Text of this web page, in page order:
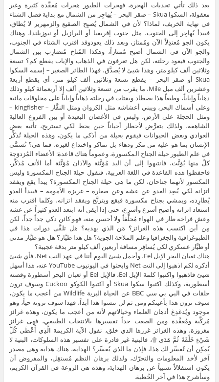
بعد ذلك تأتي تحديات الهجرة، فهجرات الطيور هجرات مُعقَّدة كثيرة وغير
معقولة، السكوا Skua – صقر البحر – يُهاجِر من الشمال مع بداية فصل الشتاء
في نهاية الخريف، لماذا؟ لأن في الشمال يُصبِح الصقيع والزمهرير لا يُطاق،
فيبدأ يُهاجِر إلى الجنوب، مثل جنوب إفريقيا أو البرازيل أو نيوزيلندا، وهناك
يكون الجو مُعتدِلاً الآن ومُمتاز، وبعد ذلك يعودوقد اقترب الشتاء في الجنوب،
والجو الآن في الشمال أصبح مُمتازاً، وهكذا المُناخ مُتضارِب بين الشمال
والجنوب فيعود رحلته، لكن هل تعرفون في الذهاب والإياب يقطع كم؟ تسعة
وثلاثين ألف كيلو متر، وهذا شيئ لا يُصدَّق، فهذا الطائر الصغير – إسمه السكوا
Skua أو صقر البحر – يقطع تسعة وثلاثين ألف كيلو متر، أي يقطع أربعة
وعشرين ألف ميل Mile، ما يقرب من تسعة وثلاثين ألف إلا أربعمائة كيلو وذلك
ذهاباً وإياباً، وطبعاً هذا يصطاد ويقتات في رحلته ذهاباً وإياباً على مخلوقات مائية
وعلى أسماك البحر، ويبني أعشاشه مثل الكروان ومثل النقَّار – kingfisher –
ومثل الحجلة على الأرض، وليس في الأغصان البعيدة أو بين الفروع العالية
الشاهقة، ولذلك يتعرَّض لأخطار أحياناً حين يحط لكي تستريح، تأتيه بعض
العوادي وبعض الحيوانات فيقوم بحيلة من أذكى ما يكون، وهذه الحيلة تُذكِّر
الإنسان بما هو عليه من مكر ودهاء بل تماكر واختداع لغيره، فما هى؟ تُسمَّى
في علم الطيور حيلة الجناح المكسورة، وعموماً هناك قاعدة: الأعضاء المُزدوَجة
كلٌ منها يُؤنَّث، فانتبهوا إلى أن اليد مُؤنَّثة والآذان مُؤنَّثة أما الأنف مُذكَّر،
فاحفظوا هذه القاعدة في اللغة العربية، فنقول حيلة الجناح المكسورة وليس
المكسور لأنهما جناحان، لكن ما هى حيلة الجناح المكسورة؟ يبدأ يقع ويفقد
اتزانه لكي يُبعِد العدو عن عشه وعن صغاره – غريزة الأمومة – فيبدأ العدو
يُطارِده، ويمشي بجناح مكسورة فيقع ويترنَّح ويفقد اتزانه، وكلما اقترب منه
استعاد اتزانه وأصبح أسرع وأسرع، حتى إذا أيقن أنه ابتعد العدو كثيراً عن عشه
وعش فراخه طار في الهواء مُحلِّقاً ولا أحسن منه، فهو كائن ذكي جداً جداً، لكن
مِن أين اكتسب هذه الغرائز؟ مَن الذي يهديه؟ هل تلقَّى دورات هذا في
الطبوغرافية والجغرافيا وعلم الملاحة الجوية؟ هل هذا طيَّار؟ هل هو طيَّار مدني
أو طيَّار عسكري لكي يُسافِر مسافة أربعين ألف كيلو متر بدقة عجيبة؟
هناك ثعبان البحر الإيل Eel، وأجمل شيئ اليوم أننا في عهد النت Net، فأي شيئ
أذكره لكم اذهبوا إلى النت Net وابحثوا في اليوتيوب YouTube عنه، هذا أسهل
شيئ فاذهبوا واكتبوا كلمة الإيل Eel، فالإيل Eel أو ثعبان البحر أسطورة وقصته
أسطورية، وكذلك اكتبوا سكوا Skua أو اكتبوا الكوكو Cuckoo وسوف ترون
حلقات في البي بي سي BBC عن الحياة البرية Wildlife من أعجب ما يكون،
سوف ترون هذا بأعينكم ومن ثم لن تنسوا هذا أبداً، فهذا سوف ترونه حياً، وهو
موجود ويُدغدِغ أذهان العلماء وخيالاتهم لأنه من أعجب ما يكون، وهذه غرائز
مُركَّبة ومُعقَّدة ومن الصعب جداً تفسيرها بالانتخاب الطبيعي، فهى غرائز
مغروزة، وهذه الغرائز غرزها الذي خلق، تقول الآية الكريمة الَّذِي أَعْطَى كُلَّ
شَيْءٍ خَلْقَهُ ثُمَّ هَدَى ۩، فالبنية غير قادرة على تفسير هذه السلوكات، البنية لا
يُمكِن أن تُفسِّر لك هذا، فإذن ما الذي يُفسِّر؟ الهداية، هناك هداية وهى مصدر
آخر لأخذ المعلومات والتحرّك، ولذلك برهان النظم مُستقِل، والمفروض أن
يكون استقلالاً نسبياً عن برهان الهداية، وهذه هى الروعة في القرآن الكريم،
وسأشرح هذا في آخر الخُطبة.